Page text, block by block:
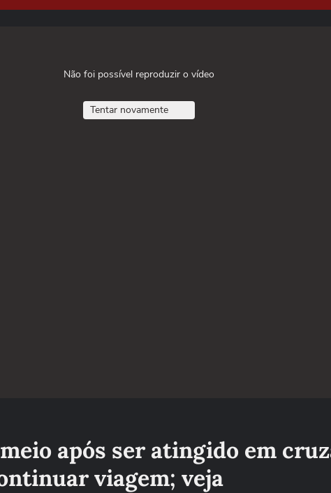
Não foi possível reproduzir o vídeo
Tentar novamente
após ser atingido em
viagem; veja